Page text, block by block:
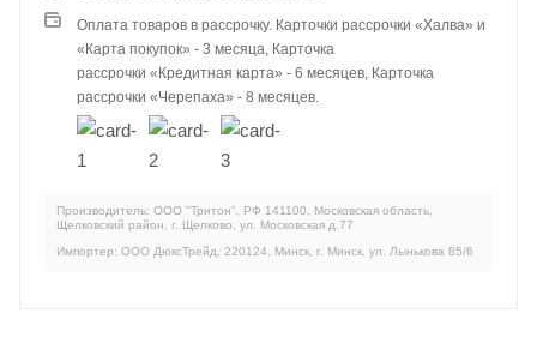
Оплата товаров в рассрочку. Карточки рассрочки «Халва» и
«Карта покупок» - 3 месяца, Карточка
рассрочки «Кредитная карта» - 6 месяцев, Карточка
рассрочки «Черепаха» - 8 месяцев.
Производитель: ООО "Тритон", РФ 141100, Московская область,
Щелковский район, г. Щелково, ул. Московская д.77
Импортер: ООО ДюксТрейд, 220124, Минск, г. Минск, ул. Лынькова 85/6